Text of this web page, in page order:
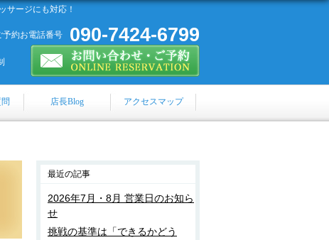
サージにも対応！
090-7424-6799
予約お電話番号
店長Blog アクセスマップ
最近の記事
2026年7月・8月 営業日のお知ら
せ
挑戦の基準は「できるかどう